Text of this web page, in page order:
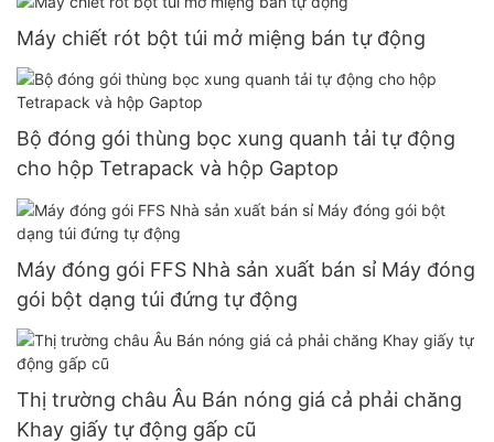
Máy chiết rót bột túi mở miệng bán tự động
Bộ đóng gói thùng bọc xung quanh tải tự động
cho hộp Tetrapack và hộp Gaptop
Máy đóng gói FFS Nhà sản xuất bán sỉ Máy đóng
gói bột dạng túi đứng tự động
Thị trường châu Âu Bán nóng giá cả phải chăng
Khay giấy tự động gấp cũ